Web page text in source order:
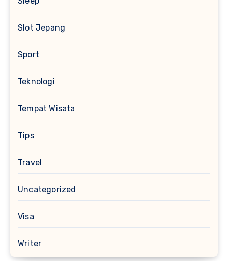
Slot Jepang
Sport
Teknologi
Tempat Wisata
Tips
Travel
Uncategorized
Visa
Writer